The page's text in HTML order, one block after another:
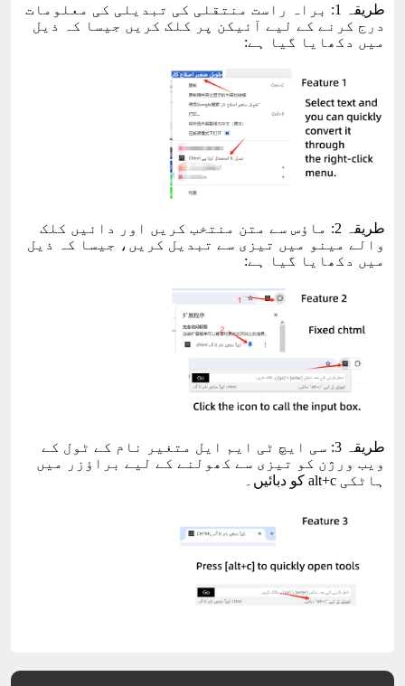
طریقہ 1: براہ راست منتقلی کی تبدیلی کی معلومات
درج کرنے کے لیے آئیکن پر کلک کریں جیسا کہ ذیل
میں دکھایا گیا ہے:
طریقہ 2: ماؤس سے متن منتخب کریں اور دائیں کلک
والے مینو میں تیزی سے تبدیل کریں، جیسا کہ ذیل
میں دکھایا گیا ہے:
طریقہ 3: سی ایچ ٹی ایم ایل متغیر نام کے ٹول کے
ویب ورژن کو تیزی سے کھولنے کے لیے براؤزر میں
ہاٹکی alt+c کو دبائیں۔